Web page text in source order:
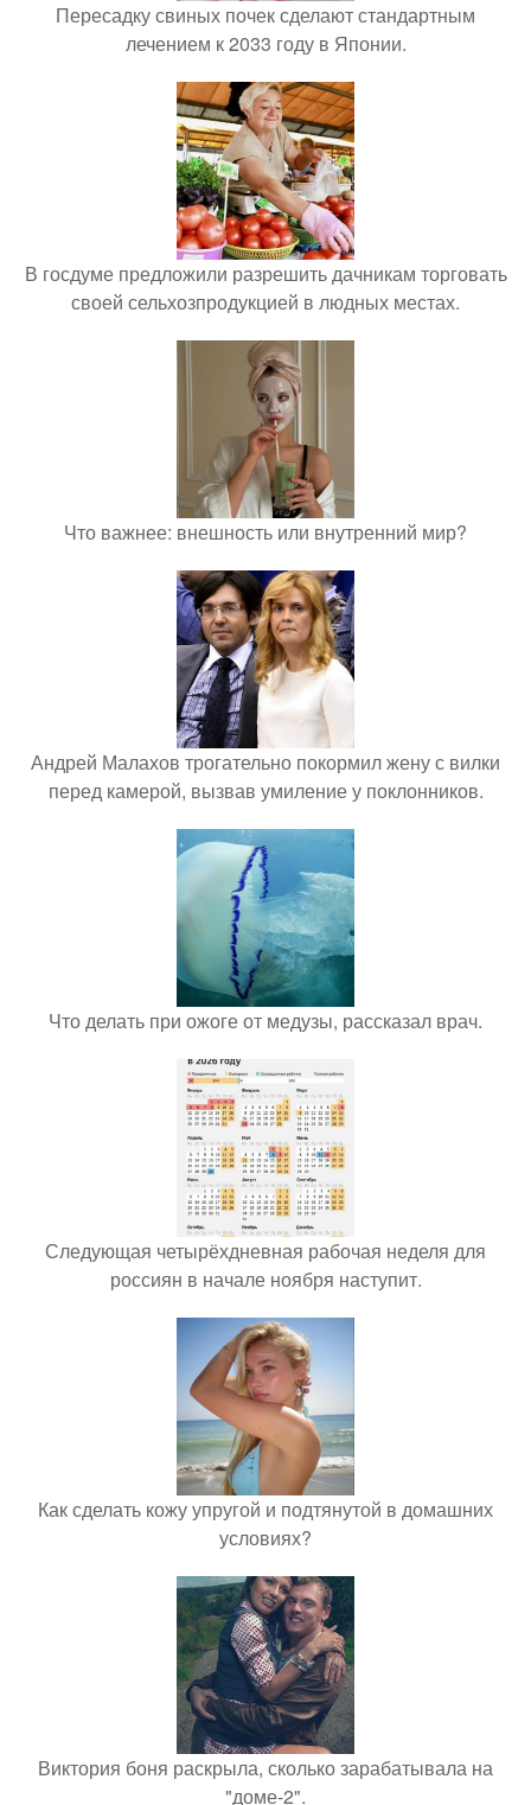
Пересадку свиных почек сделают стандартным
лечением к 2033 году в Японии.
В госдуме предложили разрешить дачникам торговать
своей сельхозпродукцией в людных местах.
Что важнее: внешность или внутренний мир?
Андрей Малахов трогательно покормил жену с вилки
перед камерой, вызвав умиление у поклонников.
Что делать при ожоге от медузы, рассказал врач.
Следующая четырёхдневная рабочая неделя для
россиян в начале ноября наступит.
Как сделать кожу упругой и подтянутой в домашних
условиях?
Виктория боня раскрыла, сколько зарабатывала на
"доме-2".